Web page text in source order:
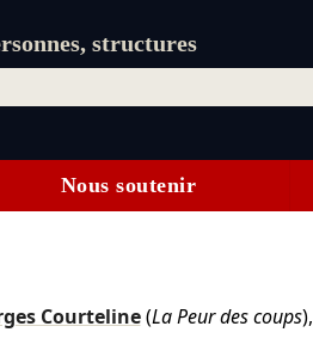
structures
Nous soutenir
Courteline(La Peur des coups),